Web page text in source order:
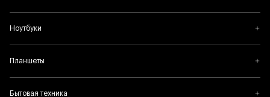
Ноутбуки
Планшеты
Бытовая техника